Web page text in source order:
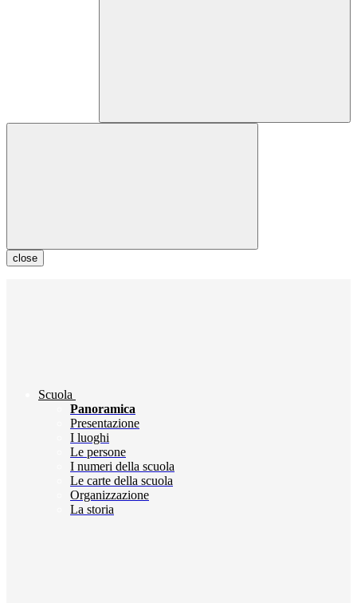
close
Scuola
Panoramica
Presentazione
I luoghi
Le persone
I numeri della scuola
Le carte della scuola
Organizzazione
La storia